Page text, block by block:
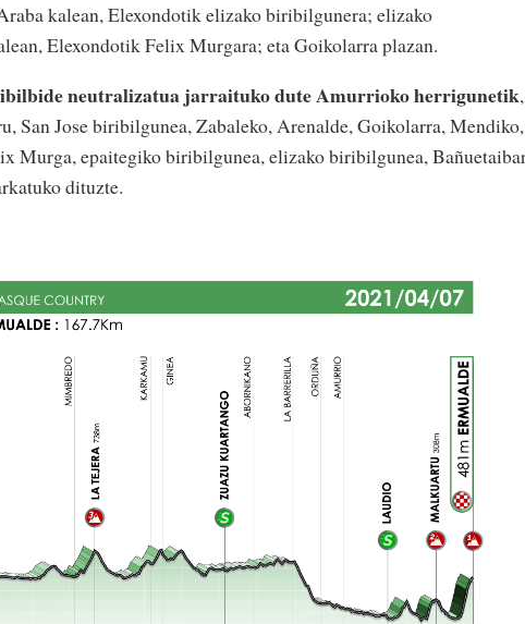
kalean, Elexondotik elizako biribilgunera; elizako
Elexondotik Felix Murgara; eta Goikolarra plazan.
ibilbide neutralizatua jarraituko dute Amurrioko herrigunetik,
San Jose biribilgunea, Zabaleko, Arenalde, Goikolarra, Mendiko,
Murga, epaitegiko biribilgunea, elizako biribilgunea,
dituzte.